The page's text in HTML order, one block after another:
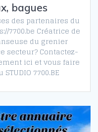
bagues
des partenaires du
7700.be Créatrice de
du grenier
secteur? Contactez-
ici et vous faire
7700.BE